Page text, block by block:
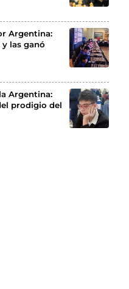
Argentina:
las ganó
Argentina:
prodigio del